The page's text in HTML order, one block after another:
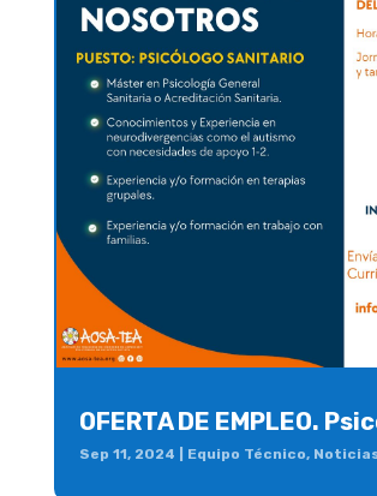
OFERTA DE EMPLEO.
Sep 11, 2024 Equipo Técnico,